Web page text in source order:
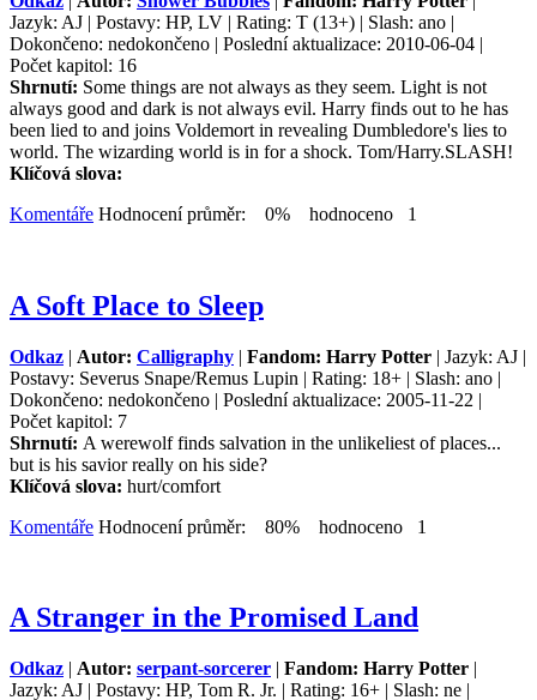
Jazyk: AJ | Postavy: HP, LV | Rating: T (13+) | Slash: ano |
Dokončeno: nedokončeno | Poslední aktualizace: 2010-06-04 |
Počet kapitol: 16
Shrnutí: Some things are not always as they seem. Light is not
always good and dark is not always evil. Harry finds out to he has
been lied to and joins Voldemort in revealing Dumbledore's lies to
world. The wizarding world is in for a shock. Tom/Harry.SLASH!
Klíčová slova:
Komentáře Hodnocení průměr: 0% hodnoceno 1
A Soft Place to Sleep
Odkaz | Autor: Calligraphy | Fandom: Harry Potter | Jazyk: AJ |
Postavy: Severus Snape/Remus Lupin | Rating: 18+ | Slash: ano |
Dokončeno: nedokončeno | Poslední aktualizace: 2005-11-22 |
Počet kapitol: 7
Shrnutí: A werewolf finds salvation in the unlikeliest of places...
but is his savior really on his side?
Klíčová slova: hurt/comfort
Komentáře Hodnocení průměr: 80% hodnoceno 1
A Stranger in the Promised Land
Odkaz | Autor: serpant-sorcerer | Fandom: Harry Potter |
Jazyk: AJ | Postavy: HP, Tom R. Jr. | Rating: 16+ | Slash: ne |